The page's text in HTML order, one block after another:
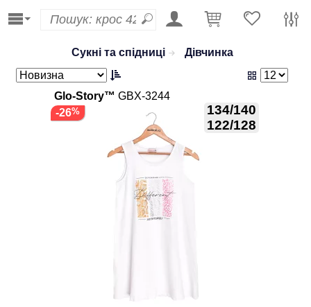
Сукні та спідниці Дівчинка
Glo-Story™ GBX-3244
134/140
122/128
-26